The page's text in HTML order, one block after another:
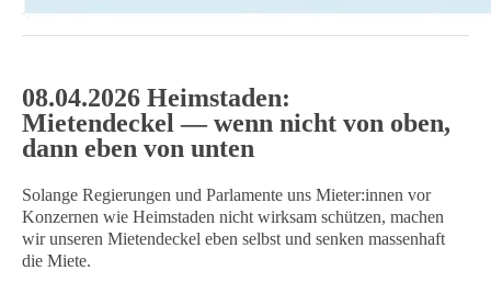
08.04.2026 Heimstaden:
Mietendeckel — wenn nicht von oben,
dann eben von unten
Solange Regierungen und Parlamente uns Mieter:innen vor
Konzernen wie Heimstaden nicht wirksam schützen, machen
wir unseren Mietendeckel eben selbst und senken massenhaft
die Miete.